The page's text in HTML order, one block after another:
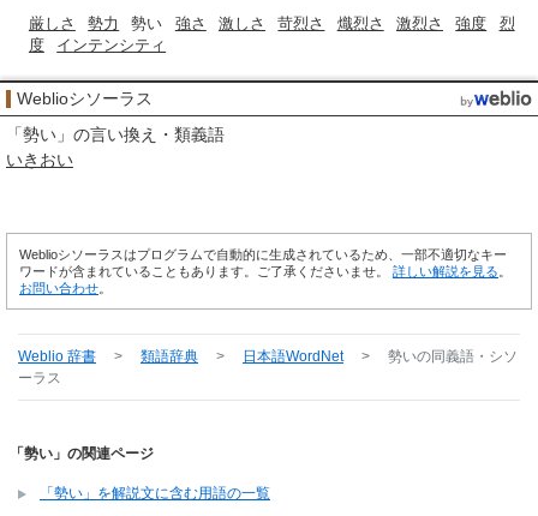
厳しさ 勢力 勢い 強さ 激しさ 苛烈さ 熾烈さ 激烈さ 強度
烈
度
インテンシティ
Weblioシソーラス
「勢い 」の言い換え・類義語
いきおい
Weblioシソーラスはプログラムで自動的に生成されているため、一部不適切なキー
ワードが含まれていることもあります。ご了承くださいませ。 詳しい解説を見る
お問い合わせ
Weblio 辞書 > 類語辞典 > 日本語WordNet > 勢いの同義語・シソ
ーラス
「勢い」の関連ページ
「勢い」を解説文に含む用語の一覧